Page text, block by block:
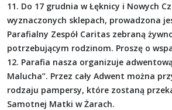
11. Do 17 grudnia w Łęknicy i Nowych
wyznaczonych sklepach, prowadzona
Parafialny Zespół Caritas zebraną
potrzebującym rodzinom. Proszę o
12. Parafia nasza organizuje
Malucha”. Przez cały Adwent można
rodzaju pampersy, które zostaną
Samotnej Matki w Żarach.